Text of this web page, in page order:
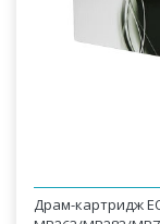
Драм-картридж